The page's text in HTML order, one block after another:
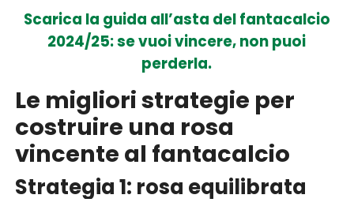
Scarica la guida all’asta del fantacalcio
2024/25: se vuoi vincere, non puoi
perderla.
Le migliori strategie per
costruire una rosa
vincente al fantacalcio
Strategia 1: rosa equilibrata